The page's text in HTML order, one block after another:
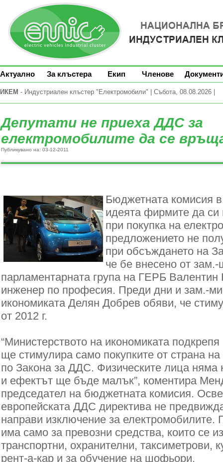
Актуално За клъстера Екип Членове
ИКЕМ - Индустриален клъстер "Електромобили" | Събота, 08.08.2026 |
Депутати не приеха ДДС за
електромобилите да се
Публикувано на: 03-12-2011
Бюджетната комисия
идеята фирмите да
при покупка на
предложението не
при обсъждането на
че бе внесено от
парламентарната група на ГЕРБ Валентин
инженер по професия. Преди дни и зам.-
икономиката Делян Добрев обяви, че
от 2012 г.
“Министерството на икономиката
ще стимулира само покупките от страна
по Закона за ДДС. Физическите лица няма
и ефектът ще бъде малък”, коментира
председател на бюджетната комисия.
европейската ДДС директива не
направи изключение за електромобилите.
има само за превозни средства, които се
транспортни, охранителни, таксиметрови,
рент-а-кар и за обучение на шофьори.